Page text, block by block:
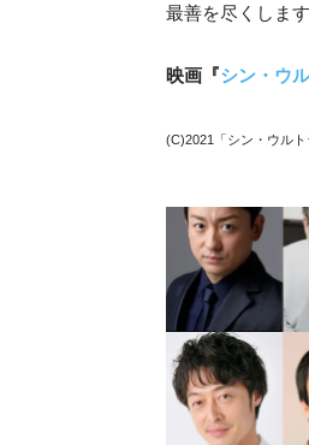
最善を尽くします
映画『シン・ウ
(C)2021「シン・ウル